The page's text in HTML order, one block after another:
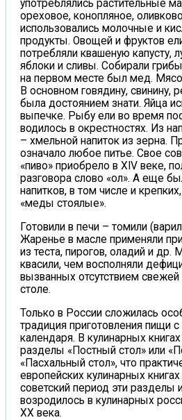
употреблялись растительные
ореховое, конопляное,
использовались молочные и
продукты. Овощей и фруктов
потребляли квашеную капусту,
яблоки и сливы. Собирали
на первом месте был мед.
В основном говядину, свинину,
была достоянием знати. Яйца
выпечке. Рыбу ели во время
водилось в окрестностях. Из
– хмельной напиток из зерна.
означало любое питье. Свое
«пиво» приобрело в XIV веке,
разговора слово «ол». А еще
напитков, в том числе и
«меды стоялые».
Готовили в печи – томили
Жаренье в масле применяли
из теста, пирогов, оладий и др.
квасили, чем восполняли
вызванных отсутствием
столе.
Только в России сложилась
традиция приготовления пищи
календаря. В кулинарных
разделы «Постный стол» или
«Пасхальный стол», что
европейских кулинарных
советский период эти разделы
возродилось в кулинарных
XX века.